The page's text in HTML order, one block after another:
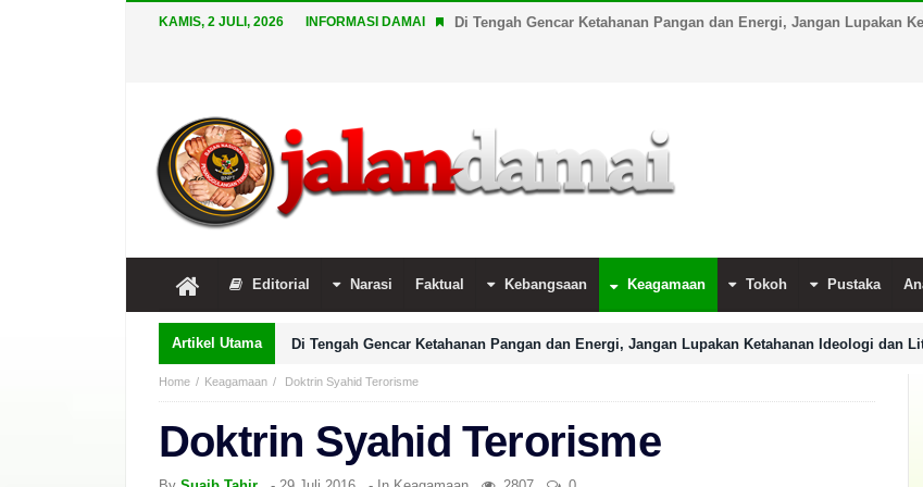
KAMIS, 2 JULI, 2026 INFORMASI DAMAI Di Tengah Gencar Ketahanan Pangan dan Energi, Jangan Lupakan
Editorial Narasi Faktual Kebangsaan Keagamaan Tokoh Pustaka
Artikel Utama Di Tengah Gencar Ketahanan Pangan dan Energi, Jangan Lupakan Ketahanan Ideologi dan
Home Keagamaan Doktrin Syahid Terorisme
Doktrin Syahid Terorisme